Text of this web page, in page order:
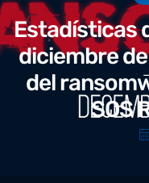
Estadísticas
diciembre
del
SOS